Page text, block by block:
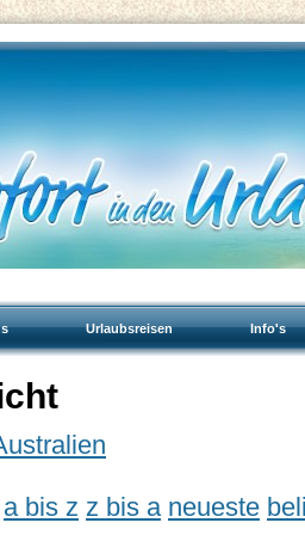
Urlaubsreisen Info's
a bis z z bis a neueste